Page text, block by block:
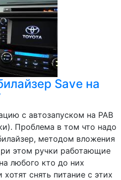
Save на
с автозапуском на РАВ
Проблема в том что надо
методом вложения
этом ручки работающие
любого кто до них
снять питание с этих